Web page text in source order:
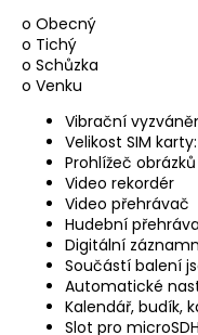
o Obecný
o Tichý
o Schůzka
o Venku
Vibrační
Velikost SIM
Prohlížeč obrázků
Video rekordér
Video přehrávač
Hudební
Digitální
Součástí balení
Automatické
Kalendář, budík,
Slot pro